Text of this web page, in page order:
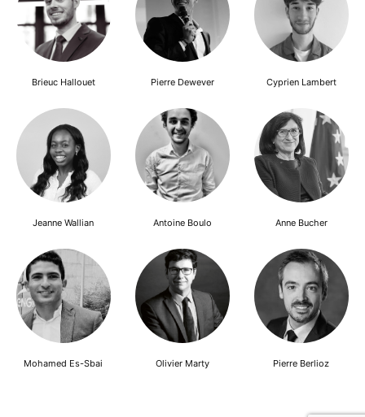
Brieuc Hallouet Pierre Dewever Cyprien Lambert
Jeanne Wallian Antoine Boulo Anne Bucher
Mohamed Es-Sbai Olivier Marty Pierre Berlioz